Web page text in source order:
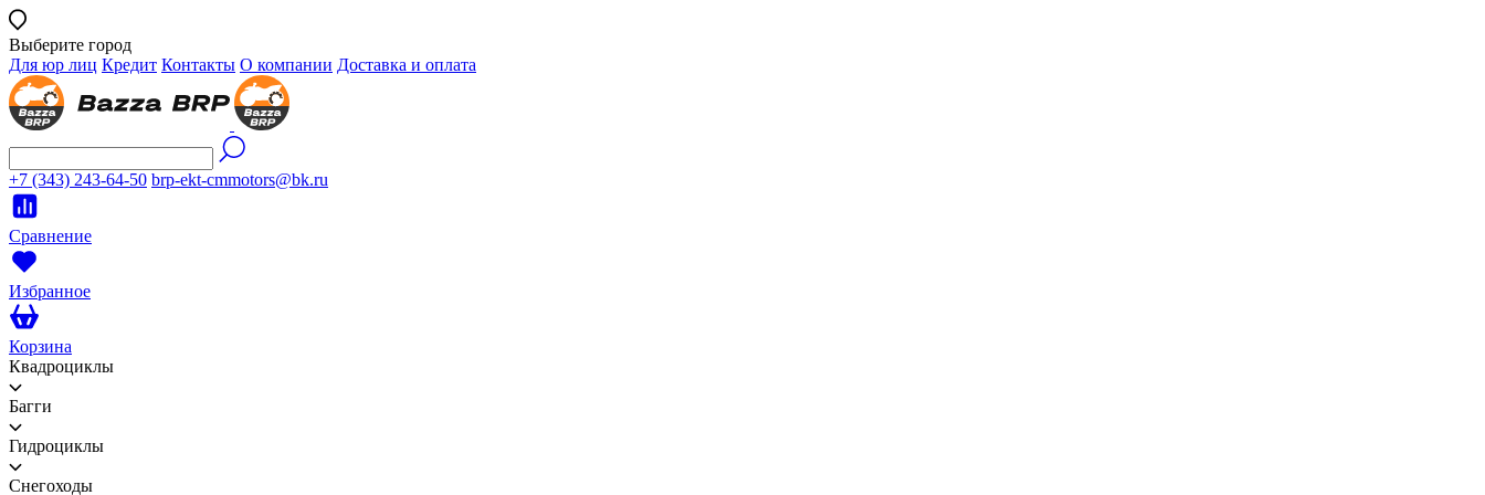
Выберите город
Для юр лиц Кредит Контакты О компании Доставка и оплата
+7 (343) 243-64-50 brp-ekt-cmmotors@bk.ru
Сравнение
Избранное
Корзина
Квадроциклы
Багги
Гидроциклы
Снегоходы